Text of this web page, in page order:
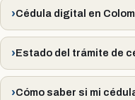
Cédula digital en
Estado del trámite de
Cómo saber si mi